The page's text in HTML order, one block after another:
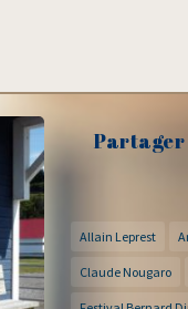
Partager
Allain Leprest
Claude Nougaro